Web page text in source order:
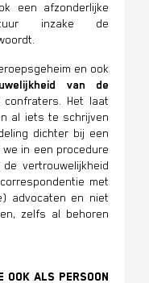
een afzonderlijke
inzake de
en ook
van de
confraters. Het laat
al iets te schrijven
dichter bij een
in een procedure
vertrouwelijkheid
met
advocaten en niet
zelfs al behoren
ook als persoon